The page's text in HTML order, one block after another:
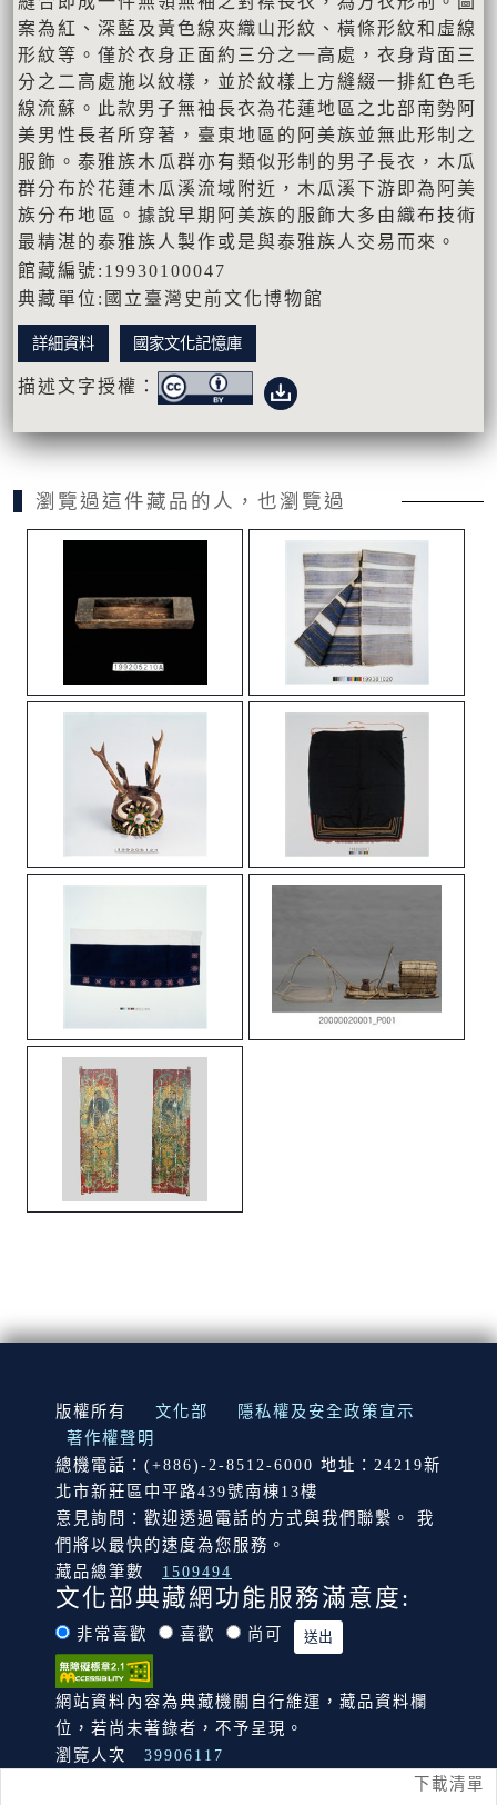
下載清單
案為紅、深藍及黃色線夾織山形紋、橫條形紋和虛線
形紋等。僅於衣身正面約三分之一高處，衣身背面三
分之二高處施以紋樣，並於紋樣上方縫綴一排紅色毛
線流蘇。此款男子無袖長衣為花蓮地區之北部南勢阿
美男性長者所穿著，臺東地區的阿美族並無此形制之
服飾。泰雅族木瓜群亦有類似形制的男子長衣，木瓜
群分布於花蓮木瓜溪流域附近，木瓜溪下游即為阿美
族分布地區。據說早期阿美族的服飾大多由織布技術
最精湛的泰雅族人製作或是與泰雅族人交易而來。
館藏編號:19930100047
典藏單位:國立臺灣史前文化博物館
詳細資料 國家文化記憶庫
描述文字授權：
瀏覽過這件藏品的人，也瀏覽過
:::
版權所有 文化部
隱私權及安全政策宣示
著作權聲明
總機電話：(+886)-2-8512-6000 地址：24219新
北市新莊區中平路439號南棟13樓
意見詢問：歡迎透過電話的方式與我們聯繫。 我
們將以最快的速度為您服務。
藏品總筆數
1509494
文化部典藏網功能服務滿意度:
非常喜歡 喜歡 尚可
網站資料內容為典藏機關自行維運，藏品資料欄
位，若尚未著錄者，不予呈現。
瀏覽人次
39906117